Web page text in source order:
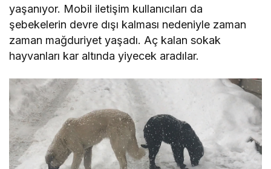
yaşanıyor. Mobil iletişim kullanıcıları da
şebekelerin devre dışı kalması nedeniyle zaman
zaman mağduriyet yaşadı. Aç kalan sokak
hayvanları kar altında yiyecek aradılar.